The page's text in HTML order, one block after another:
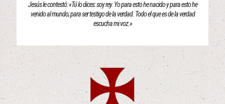
Jesús le contestó: «Tú lo dices: soy rey. Yo para esto he nacido y para esto he
venido al mundo; para ser testigo de la verdad. Todo el que es de la verdad
escucha mi voz.»